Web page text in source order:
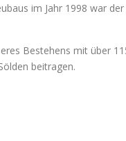
im Jahr 1998 war
Bestehens mit über
beitragen.